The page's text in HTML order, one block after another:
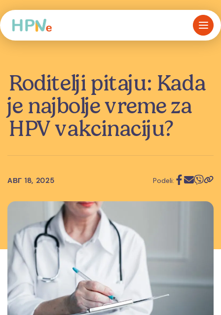
Roditelji pitaju: Kada
je najbolje vreme za
HPV vakcinaciju?
АВГ 18, 2025 Podeli: